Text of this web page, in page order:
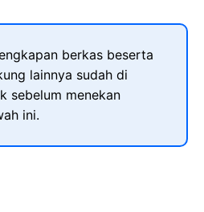
berkas beserta
lainnya sudah di
sebelum menekan
ini.